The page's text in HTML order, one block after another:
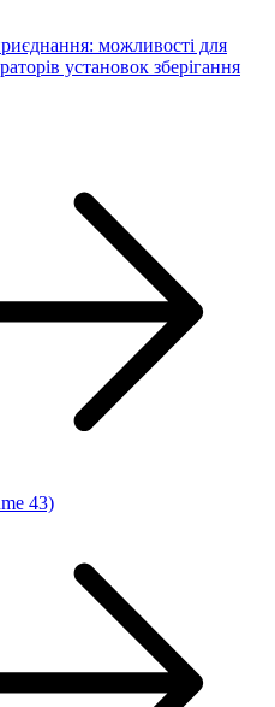
можливості для
установок зберігання
43)